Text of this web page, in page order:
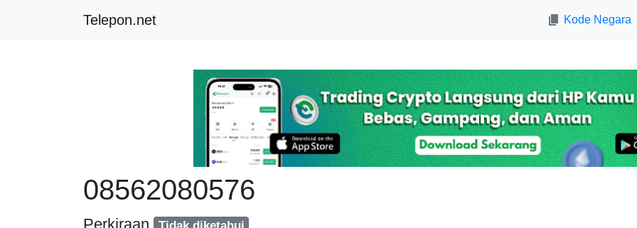
Telepon.net Kode Negara
08562080576
Perkiraan Tidak diketahui